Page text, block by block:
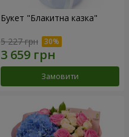
Букет "Блакитна казка"
5 227 грн
Замовити